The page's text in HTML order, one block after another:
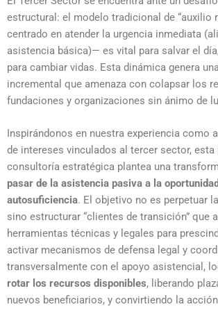
estructural: el modelo tradicional de “auxilio
centrado en atender la urgencia inmediata
asistencia básica)— es vital para salvar el
para cambiar vidas. Esta dinámica genera
incremental que amenaza con colapsar los
fundaciones y organizaciones sin ánimo de
Inspirándonos en nuestra experiencia como
de intereses vinculados al tercer sector, esta
consultoría estratégica plantea una
pasar de la asistencia pasiva a la
autosuficiencia. El objetivo no es perpetuar
sino estructurar “clientes de transición” que
herramientas técnicas y legales para
activar mecanismos de defensa legal y
transversalmente con el apoyo asistencial,
rotar los recursos disponibles, liberando
nuevos beneficiarios, y convirtiendo la